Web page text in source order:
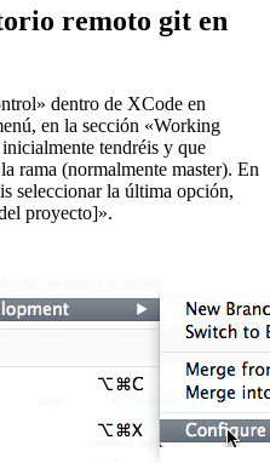
remoto git en
dentro de XCode en
en la sección «Working
tendréis y que
rama (normalmente master). En
seleccionar la última opción,
proyecto]».